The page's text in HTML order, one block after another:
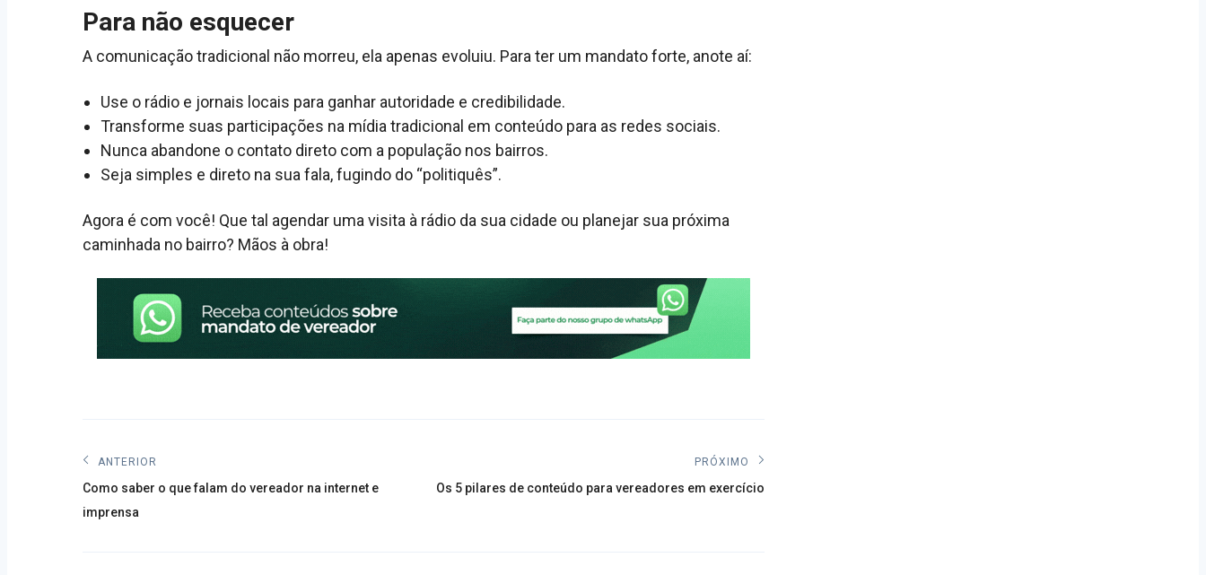
Para não esquecer
A comunicação tradicional não morreu, ela apenas evoluiu. Para ter um mandato forte, anote aí:
Use o rádio e jornais locais para ganhar autoridade e credibilidade.
Transforme suas participações na mídia tradicional em conteúdo para as redes sociais.
Nunca abandone o contato direto com a população nos bairros.
Seja simples e direto na sua fala, fugindo do “politiquês”.
Agora é com você! Que tal agendar uma visita à rádio da sua cidade ou planejar sua próxima
caminhada no bairro? Mãos à obra!
Navegação
de
Post
ANTERIOR
Post
anterior:
Como saber o que falam do vereador na internet e
imprensa
PRÓXIMO
Próximo
Os 5 pilares de conteúdo para vereadores em exercício